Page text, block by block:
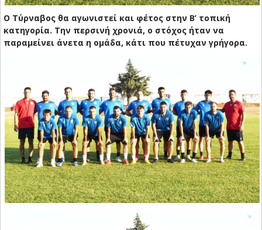
Ο Τύρναβος θα αγωνιστεί και φέτος στην Β’ τοπική
κατηγορία. Την περσινή χρονιά, ο στόχος ήταν να
παραμείνει άνετα η ομάδα, κάτι που πέτυχαν γρήγορα.